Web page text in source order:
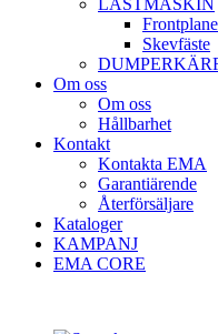
Skev­fäste
Om oss
Om oss
Hållbarhet
Kontakt
Kontakta EMA
Garantiärende
Återförsäljare
Kataloger
KAMPANJ
EMA CORE